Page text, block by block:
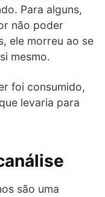
Para alguns,
não poder
ele morreu ao se
mesmo.
foi consumido,
levaria para
são uma